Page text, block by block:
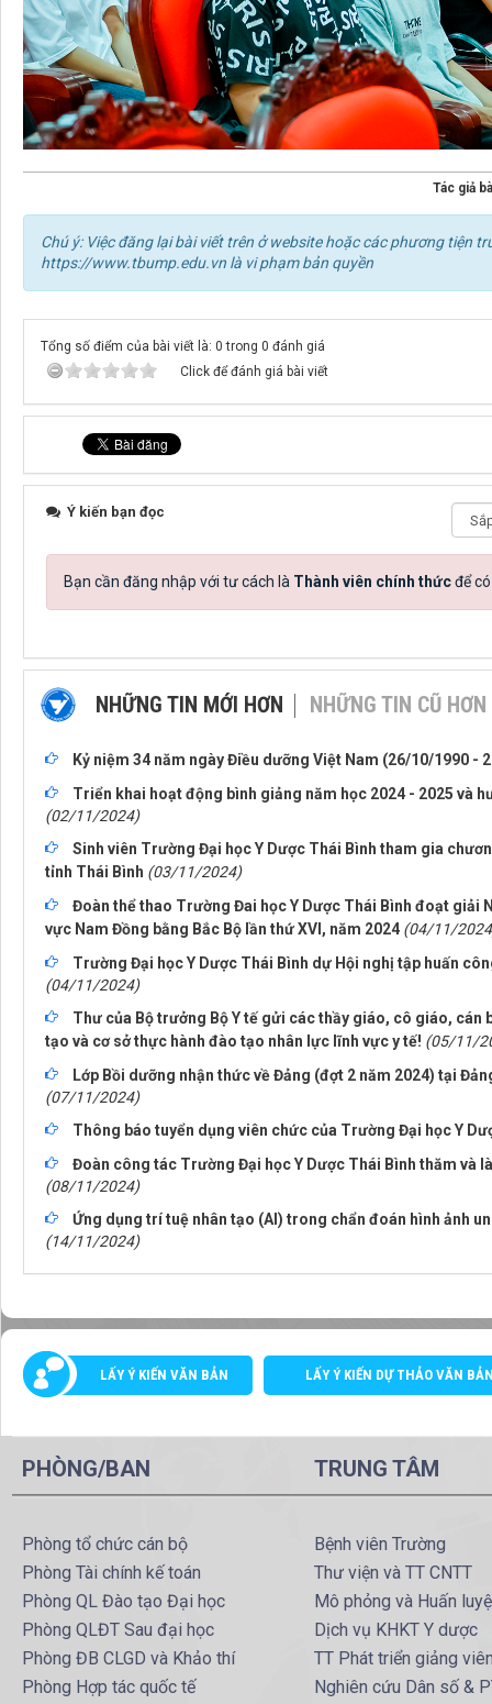
Tác giả
Chú ý: Việc đăng lại bài viết trên ở website hoặc các phương tiện
https://www.tbump.edu.vn là vi phạm bản quyền
Tổng số điểm của bài viết là: 0 trong 0 đánh giá
Click để đánh giá bài viết
Ý kiến bạn đọc
Bạn cần đăng nhập với tư cách là Thành viên chính thứcđể
NHỮNG TIN MỚI HƠN NHỮNG TIN CŨ HƠN
Kỷ niệm 34 năm ngày Điều dưỡng Việt Nam (26/10/1990 -
Triển khai hoạt động bình giảng năm học 2024 - 2025 và
(02/11/2024)
Sinh viên Trường Đại học Y Dược Thái Bình tham gia
tỉnh Thái Bình (03/11/2024)
Đoàn thể thao Trường Đai học Y Dược Thái Bình đoạt giải
vực Nam Đồng bằng Bắc Bộ lần thứ XVI, năm 2024 (04/11/
Trường Đại học Y Dược Thái Bình dự Hội nghị tập huấn
(04/11/2024)
Thư của Bộ trưởng Bộ Y tế gửi các thầy giáo, cô giáo,
tạo và cơ sở thực hành đào tạo nhân lực lĩnh vực y tế! (05/11/
Lớp Bồi dưỡng nhận thức về Đảng (đợt 2 năm 2024) tại
(07/11/2024)
Thông báo tuyển dụng viên chức của Trường Đại học Y
Đoàn công tác Trường Đại học Y Dược Thái Bình thăm và
(08/11/2024)
Ứng dụng trí tuệ nhân tạo (AI) trong chẩn đoán hình ảnh
(14/11/2024)
LẤY Ý KIẾN VĂN BẢN LẤY Ý KIẾN DỰ THẢO VĂN
PHÒNG/BAN
Phòng tổ chức cán bộ
Phòng Tài chính kế toán
Phòng QL Đào tạo Đại học
Phòng QLĐT Sau đại học
Phòng ĐB CLGD và Khảo thí
Phòng Hợp tác quốc tế
TRUNG TÂM
Bệnh viên Trường
Thư viện và TT CNTT
Mô phỏng và Huấn
Dịch vụ KHKT Y dược
TT Phát triển giảng
Nghiên cứu Dân số &